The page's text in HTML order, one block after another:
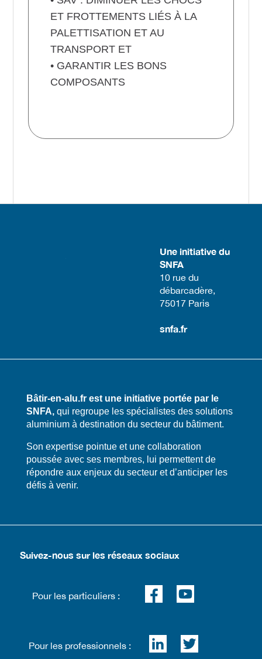
ET FROTTEMENTS LIÉS À LA
PALETTISATION ET AU
TRANSPORT ET
• GARANTIR LES BONS
COMPOSANTS
Une initiative du
SNFA
​10 rue du
débarcadère,
75017 Paris​
snfa.fr
Bâtir-en-alu.fr est une initiative portée par le
SNFA,qui regroupe les spécialistes des solutions
aluminium à destination du secteur du bâtiment.
​​Son expertise pointue et une collaboration
poussée avec ses membres, lui permettent de
répondre aux enjeux du secteur et d’anticiper les
défis à venir.
Suivez-nous sur les réseaux sociaux
Pour les particuliers :
Pour les professionnels :